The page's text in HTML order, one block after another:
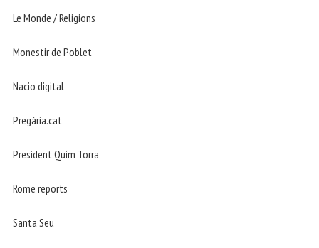
Le Monde / Religions
Monestir de Poblet
Nacio digital
Pregària.cat
President Quim Torra
Rome reports
Santa Seu